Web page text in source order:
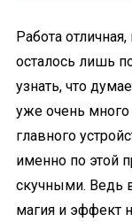
Работа
осталось лишь
узнать, что
уже очень много
главного
именно по этой
скучными. Ведь
магия и эффект